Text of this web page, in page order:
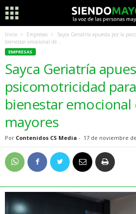
Inicio Empresas
Sayca Geriatría apuesta por la
bienestar emocional de...
EMPRESAS
Sayca Geriatría
psicomotricidad
bienestar emocional
mayores
Por Contenidos CS Media - 17 de noviembre